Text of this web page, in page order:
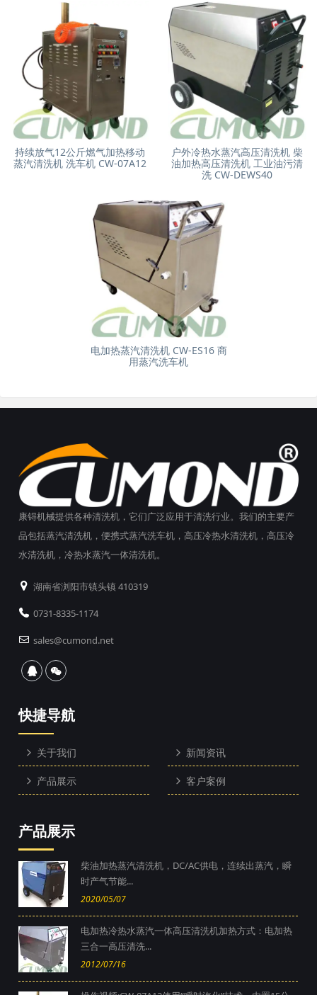
持续放气12公斤燃气加热移动
蒸汽清洗机 洗车机 CW-07A12
户外冷热水蒸汽高压清洗机 柴
油加热高压清洗机 工业油污清
洗 CW-DEWS40
电加热蒸汽清洗机 CW-ES16 商
用蒸汽洗车机
康锝机械提供各种清洗机，它们广泛应用于清洗行业。我们的主要产
品包括蒸汽清洗机，便携式蒸汽洗车机，高压冷热水清洗机，高压冷
水清洗机，冷热水蒸汽一体清洗机。
湖南省浏阳市镇头镇 410319
0731-8335-1174
sales@cumond.net
快捷导航
关于我们 新闻资讯
产品展示 客户案例
产品展示
柴油加热蒸汽清洗机，DC/AC供电，连续出蒸汽，瞬
时产气节能...
2020/05/07
电加热冷热水蒸汽一体高压清洗机加热方式：电加热
三合一高压清洗...
2012/07/16